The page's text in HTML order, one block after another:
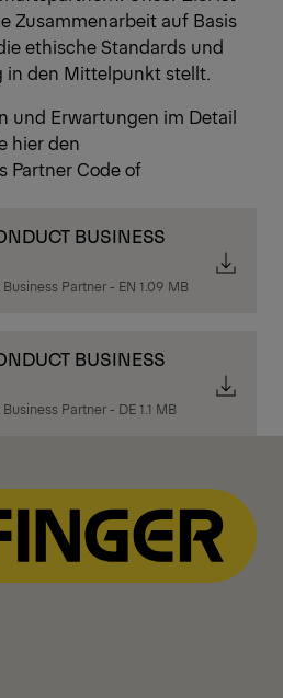
Zusammenarbeit auf Basis
ethische Standards und
in den Mittelpunkt stellt.
und Erwartungen im Detail
hier den
Partner Code of
BUSINESS
Partner - EN 1.09 MB
BUSINESS
Partner - DE 1.1 MB